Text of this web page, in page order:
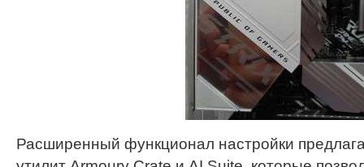
Расширенный функционал настройки